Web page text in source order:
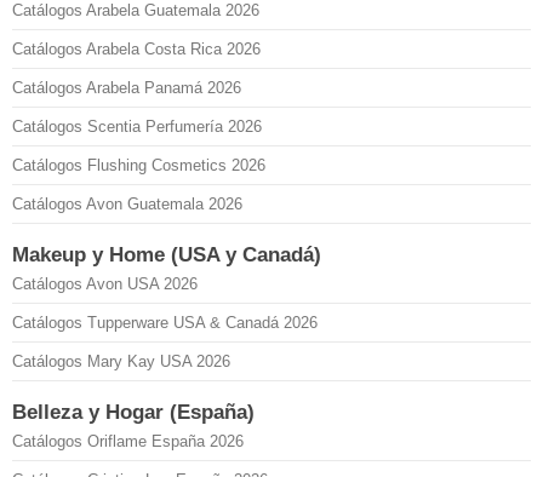
Catálogos Arabela Guatemala 2026
Catálogos Arabela Costa Rica 2026
Catálogos Arabela Panamá 2026
Catálogos Scentia Perfumería 2026
Catálogos Flushing Cosmetics 2026
Catálogos Avon Guatemala 2026
Makeup y Home (USA y Canadá)
Catálogos Avon USA 2026
Catálogos Tupperware USA & Canadá 2026
Catálogos Mary Kay USA 2026
Belleza y Hogar (España)
Catálogos Oriflame España 2026